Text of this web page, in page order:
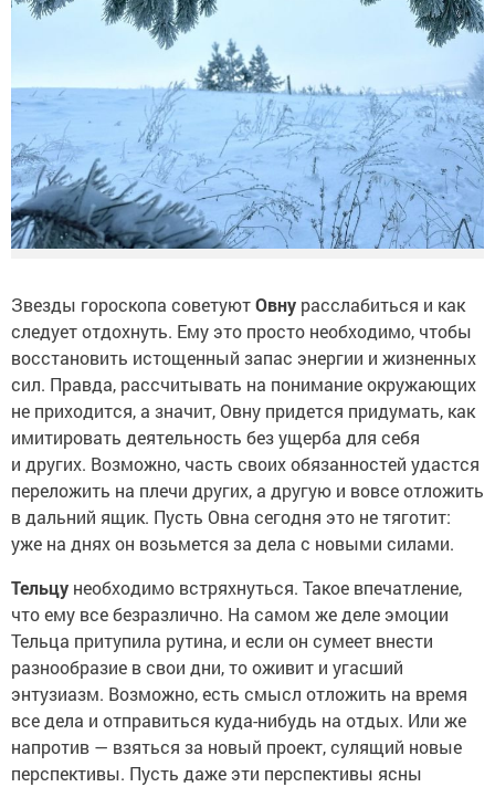
Звезды гороскопа советуютОвну расслабиться и как
следует отдохнуть. Ему это просто необходимо, чтобы
восстановить истощенный запас энергии и жизненных
сил. Правда, рассчитывать на понимание окружающих
не приходится, а значит, Овну придется придумать, как
имитировать деятельность без ущерба для себя
и других. Возможно, часть своих обязанностей удастся
переложить на плечи других, а другую и вовсе отложить
в дальний ящик. Пусть Овна сегодня это не тяготит:
уже на днях он возьмется за дела с новыми силами.
Тельцу необходимо встряхнуться. Такое впечатление,
что ему все безразлично. На самом же деле эмоции
Тельца притупила рутина, и если он сумеет внести
разнообразие в свои дни, то оживит и угасший
энтузиазм. Возможно, есть смысл отложить на время
все дела и отправиться куда-нибудь на отдых. Или же
напротив — взяться за новый проект, сулящий новые
перспективы. Пусть даже эти перспективы ясны